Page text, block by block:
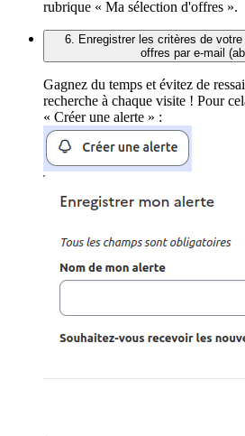
rubrique « Ma sélection d'offres ».
6. Enregistrer les critères de
offres par e-mail
Gagnez du temps et évitez de
recherche à chaque visite ! Pour
« Créer une alerte » :